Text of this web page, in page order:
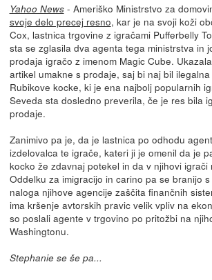
Yahoo News- Ameriško Ministrstvo za
svoje delo precej resno, kar je na svoji koži
Cox, lastnica trgovine z igračami Pufferbelly
sta se zglasila dva agenta tega ministrstva in
prodaja igračo z imenom Magic Cube.
artikel umakne s prodaje, saj bi naj bil
Rubikove kocke, ki je ena najbolj popularnih
Seveda sta dosledno preverila, če je res bila
prodaje.
Zanimivo pa je, da je lastnica po odhodu
izdelovalca te igrače, kateri ji je omenil da je
kocko že zdavnaj potekel in da v njihovi igrači
Oddelku za imigracijo in carino pa se branijo
naloga njihove agencije zaščita finančnih
ima kršenje avtorskih pravic velik vpliv na
so poslali agente v trgovino po pritožbi na
Washingtonu.
Stephanie se še pa...